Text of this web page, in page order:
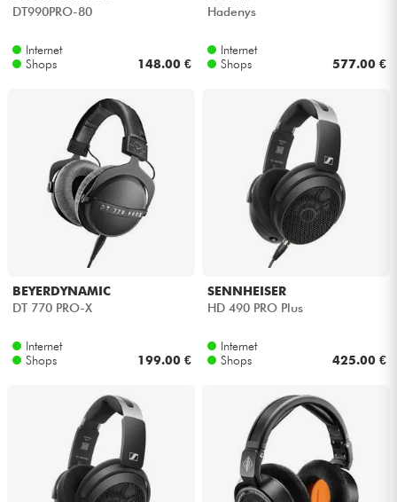
DT990PRO-80
Internet
Shops
148.00 €
Hadenys
Internet
Shops
577.00 €
BEYERDYNAMIC
DT 770 PRO-X
Internet
Shops
199.00 €
SENNHEISER
HD 490 PRO Plus
Internet
Shops
425.00 €